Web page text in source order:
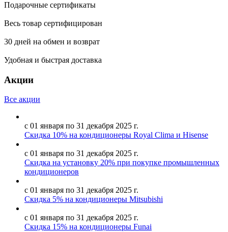
Подарочные сертификаты
Весь товар сертифицирован
30 дней на обмен и возврат
Удобная и быстрая доставка
Акции
Все акции
с 01 января по 31 декабря 2025 г.
Скидка 10% на кондиционеры Royal Clima и Hisense
с 01 января по 31 декабря 2025 г.
Скидка на установку 20% при покупке промышленных
кондиционеров
с 01 января по 31 декабря 2025 г.
Скидка 5% на кондиционеры Mitsubishi
с 01 января по 31 декабря 2025 г.
Скидка 15% на кондиционеры Funai